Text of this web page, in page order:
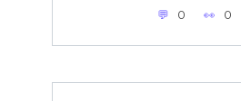
0 0